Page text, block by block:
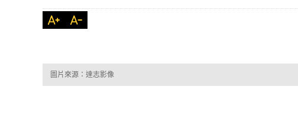
圖片來源：達志影像